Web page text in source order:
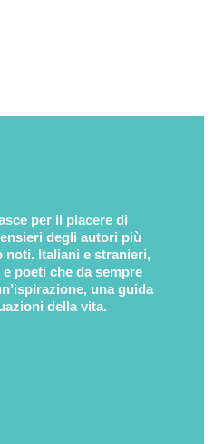
per il piacere di
degli autori più
noti. Italiani e stranieri,
poeti che da sempre
una guida
della vita.